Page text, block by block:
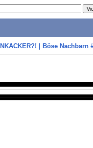
| Böse Nachbarn